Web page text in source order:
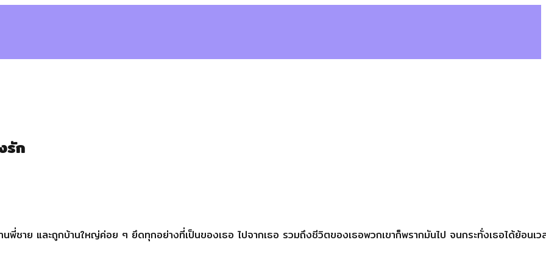
รัก
พี่ชาย และถูกบ้านใหญ่ค่อย ๆ ยึดทุกอย่างที่เป็นของเธอ ไปจากเธอ รวมถึงชีวิตของเธอพวกเขาก็พรากมันไป จนกระทั่งเธอได้ย้อนเว